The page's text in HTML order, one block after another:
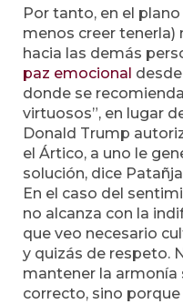
Por tanto, en el
menos creer
hacia las demás
paz emocional
donde se
virtuosos”, en lugar
Donald Trump
el Ártico, a uno le
solución, dice
En el caso del
no alcanza con la
que veo necesario
y quizás de respeto.
mantener la
correcto, sino